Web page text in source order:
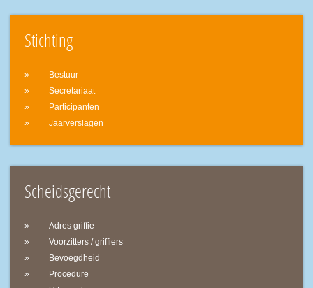
Stichting
Bestuur
Secretariaat
Participanten
Jaarverslagen
Scheidsgerecht
Adres griffie
Voorzitters / griffiers
Bevoegdheid
Procedure